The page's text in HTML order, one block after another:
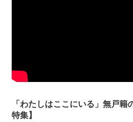
「わたしはここにいる」無戸
特集】